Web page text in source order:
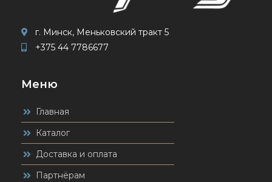
г. Минск, Меньковский тракт 5
+375 44 7786677
Меню
Главная
Каталог
Доставка и оплата
Партнёрам